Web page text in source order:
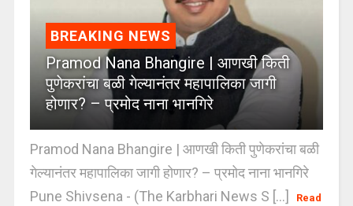
BREAKING NEWS
Pramod Nana Bhangire | आणखी किती
पुणेकरांचा बळी गेल्यानंतर महापालिका जागी
होणार? – प्रमोद नाना भानगिरे
Pramod Nana Bhangire | आणखी किती पुणेकरांचा बळी
गेल्यानंतर महापालिका जागी होणार? – प्रमोद नाना भानगिरे
Pune Shivsena - (The Karbhari News S [...]
Read